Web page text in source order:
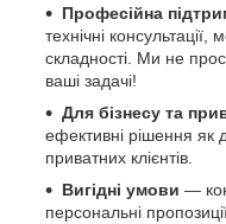
Професійна
технічні консультації,
складності. Ми не
ваші задачі!
Для бізнесу та
ефективні рішення як
приватних клієнтів.
Вигідні умови —
персональні